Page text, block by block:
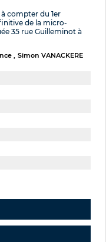
compter du 1er
de la micro-
35 rue Guilleminot à
Simon VANACKERE